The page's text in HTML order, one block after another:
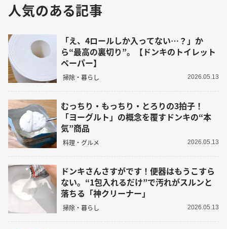
人気のある記事
「え、4ロールしか入ってない…？」か
ら“最高の裏切り”。【ドンキのトイレット
ペーパー】
掃除・暮らし 2026.05.13
むっちり・もっちり・とろりの3拍子！
「ヨーグルト」の概念を覆すドンキの“本
気”商品
料理・グルメ 2026.05.13
ドンキさんさすがです！便器はもうこすら
ない。“1包入れるだけ”で汚れがスルンと
落ちる「神クリーナー」
掃除・暮らし 2026.05.13